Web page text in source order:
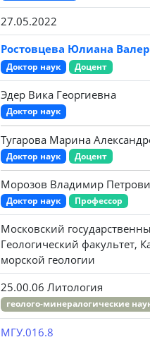
27.05.2022
Ростовцева Юлиана
Доктор наук Доцент
Эдер Вика Георгиевна
Доктор наук
Тугарова Марина
Доктор наук Доцент
Морозов Владимир
Доктор наук Профессор
Московский
Геологический факультет,
морской геологии
25.00.06 Литология
геолого-минералогические
МГУ.016.8